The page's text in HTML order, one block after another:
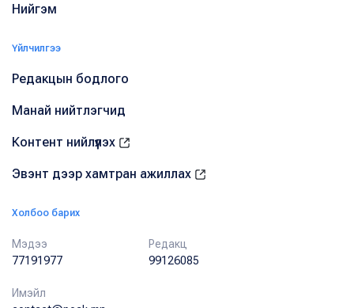
Нийгэм
Үйлчилгээ
Редакцын бодлого
Манай нийтлэгчид
Контент нийлүүлэх
Эвэнт дээр хамтран ажиллах
Холбоо барих
Мэдээ
77191977
Редакц
99126085
Имэйл